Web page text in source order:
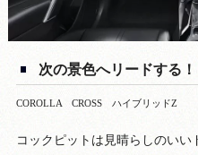
次の景色へリードする！
COROLLA CROSS ハイブリッドZ
コックピットは見晴らしのいい